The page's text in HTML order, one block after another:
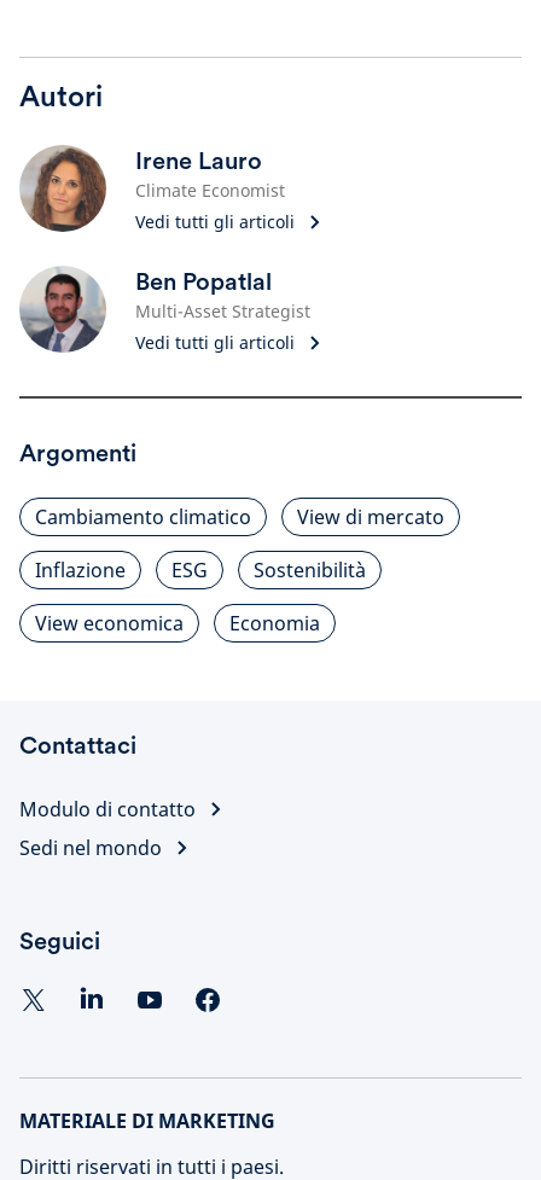
Autori
Irene Lauro
Climate Economist
Vedi tutti gli articoli
Ben Popatlal
Multi-Asset Strategist
Vedi tutti gli articoli
Argomenti
Cambiamento climatico
View di mercato
Inflazione
ESG
Sostenibilità
View economica
Economia
Contattaci
Modulo di contatto
Sedi nel mondo
Seguici
MATERIALE DI MARKETING
Diritti riservati in tutti i paesi.